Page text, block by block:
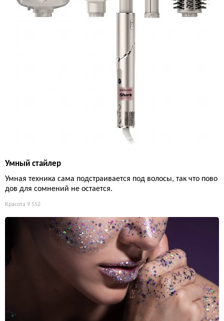
Умный стайлер
Умная техника сама подстраивается под волосы, так что пово
дов для сомнений не остается.
Красота 9 552